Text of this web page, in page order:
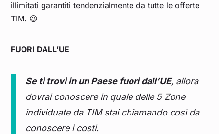
illimitati garantiti tendenzialmente da tutte le offerte
TIM. 😉
FUORI DALL’UE
Se ti trovi in un Paese fuori dall’UE, allora
dovrai conoscere in quale delle 5 Zone
individuate da TIM stai chiamando così da
conoscere i costi.